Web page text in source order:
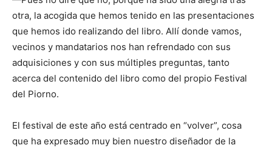
otra, la acogida que hemos tenido en las presentaciones
que hemos ido realizando del libro. Allí donde vamos,
vecinos y mandatarios nos han refrendado con sus
adquisiciones y con sus múltiples preguntas, tanto
acerca del contenido del libro como del propio Festival
del Piorno.
El festival de este año está centrado en “volver”, cosa
que ha expresado muy bien nuestro diseñador de la